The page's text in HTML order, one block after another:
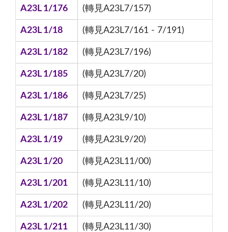
A23L 1/176 (轉見A23L7/157)
A23L 1/18 (轉見A23L7/161 - 7/191)
A23L 1/182 (轉見A23L7/196)
A23L 1/185 (轉見A23L7/20)
A23L 1/186 (轉見A23L7/25)
A23L 1/187 (轉見A23L9/10)
A23L 1/19 (轉見A23L9/20)
A23L 1/20 (轉見A23L11/00)
A23L 1/201 (轉見A23L11/10)
A23L 1/202 (轉見A23L11/20)
A23L 1/211 (轉見A23L11/30)